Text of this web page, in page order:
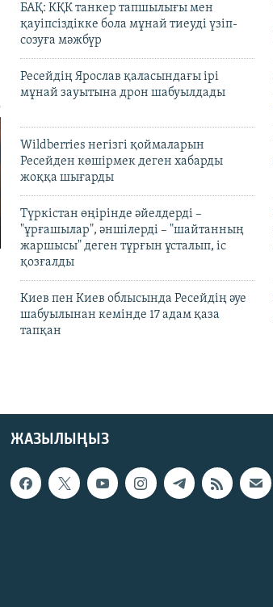
БАҚ: КҚК танкер тапшылығы мен
қауіпсіздікке бола мұнай тиеуді үзіп-
созуға мәжбүр
Ресейдің Ярослав қаласындағы ірі
мұнай зауытына дрон шабуылдады
Wildberries негізгі қоймаларын
Ресейден көшірмек деген хабарды
жоққа шығарды
Түркістан өңірінде әйелдерді –
"ұрғашылар", әншілерді – "шайтанның
жаршысы" деген тұрғын ұсталып, іс
қозғалды
Киев пен Киев облысында Ресейдің әуе
шабуылынан кемінде 17 адам қаза
тапқан
ЖАЗЫЛЫҢЫЗ